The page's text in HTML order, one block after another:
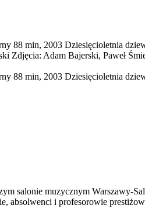
min, 2003 Dziesięcioletnia
Zdjęcia: Adam Bajerski, Paweł
88 min, 2003 Dziesięcioletnia
salonie muzycznym Warszawy-
i profesorowie